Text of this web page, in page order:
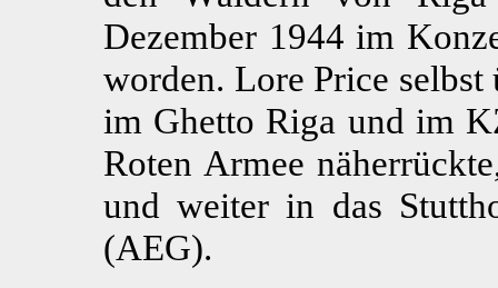
Dezember 1944 im
worden. Lore Price selbst
im Ghetto Riga und im
Roten Armee
und weiter in das
(AEG).